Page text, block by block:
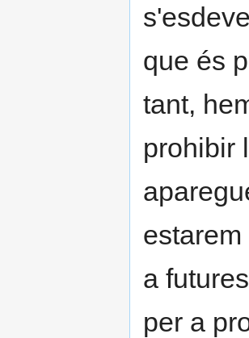
que és
tant,
prohibir
a
per a